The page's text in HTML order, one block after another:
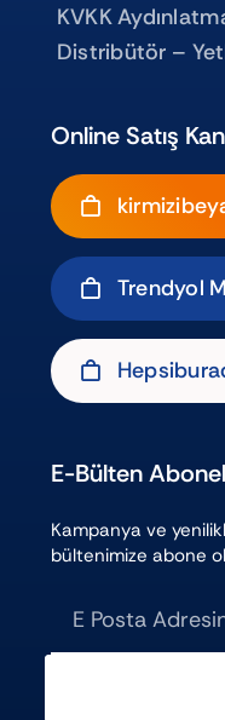
Online Satış
Trendyol
KVKK
Distribütör –
E-Bülten
Kampanya ve
bültenimize abone